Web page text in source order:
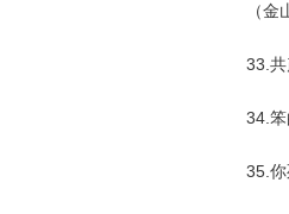
（金
33.共
34.笨
35.你